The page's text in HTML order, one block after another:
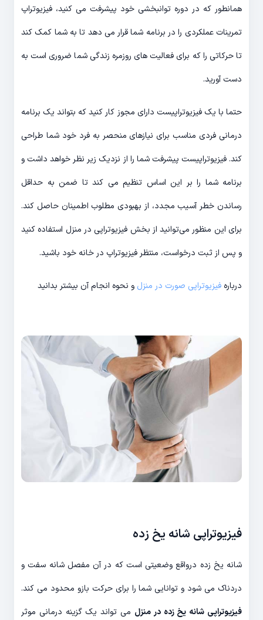
همانطور که در دوره توانبخشی خود پیشرفت می کنید، فیزیوتراپ
تمرینات عملکردی را در برنامه شما قرار می دهد تا به شما کمک کند
تا حرکاتی را که برای فعالیت های روزمره زندگی شما ضروری است به
دست آورید.
حتما با یک فیزیوتراپیست دارای مجوز کار کنید که بتواند یک برنامه
درمانی فردی مناسب برای نیازهای منحصر به فرد خود شما طراحی
کند. فیزیوتراپیست پیشرفت شما را از نزدیک زیر نظر خواهد داشت و
برنامه شما را بر این اساس تنظیم می کند تا ضمن به حداقل
رساندن خطر آسیب مجدد، از بهبودی مطلوب اطمینان حاصل کند.
برای این منظور می‌توانید از بخش فیزیوتراپی در منزل استفاده کنید
و پس از ثبت درخواست، منتظر فیزیوتراپ در خانه خود باشید.
درباره فیزیوتراپی صورت در منزل و نحوه انجام آن بیشتر بدانید
فیزیوتراپی شانه یخ زده
شانه یخ زده درواقع وضعیتی است که در آن مفصل شانه سفت و
دردناک می شود و توانایی شما را برای حرکت بازو محدود می کند.
فیزیوتراپی شانه یخ زده در منزل می تواند یک گزینه درمانی موثر